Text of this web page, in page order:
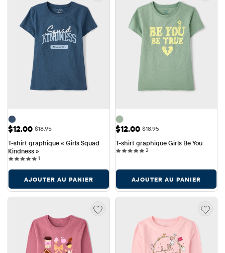
Prix ​​de vente: $12.00
$12.00 Prix ​​d'origine: $18.95
$18.95
T-shirt graphique « Girls Squad
Kindness »
1
AJOUTER AU PANIER
Prix ​​de vente: $12.00
$12.00 Prix ​​d'origine: $18.95
$18.95
T-shirt graphique Girls Be You
22 reviews
AJOUTER AU PANIER